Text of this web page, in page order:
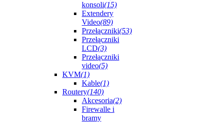
konsoli(15)
Extendery
Video(89)
Przełączniki(53)
Przełączniki
LCD(3)
Przełączniki
video(5)
KVM(1)
Kable(1)
Routery(140)
Akcesoria(2)
Firewalle i
bramy